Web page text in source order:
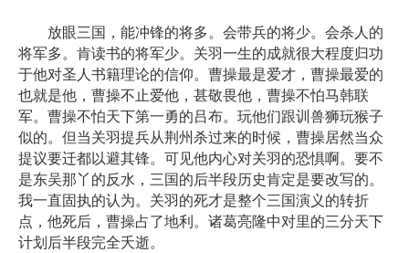
放眼三国，能冲锋的将多。会带兵的将少。会杀人的
将军多。肯读书的将军少。关羽一生的成就很大程度归功
于他对圣人书籍理论的信仰。曹操最是爱才，曹操最爱的
也就是他，曹操不止爱他，甚敬畏他，曹操不怕马韩联
军。曹操不怕天下第一勇的吕布。玩他们跟训兽狮玩猴子
似的。但当关羽提兵从荆州杀过来的时候，曹操居然当众
提议要迁都以避其锋。可见他内心对关羽的恐惧啊。要不
是东吴那丫的反水，三国的后半段历史肯定是要改写的。
我一直固执的认为。关羽的死才是整个三国演义的转折
点，他死后，曹操占了地利。诸葛亮隆中对里的三分天下
计划后半段完全夭逝。